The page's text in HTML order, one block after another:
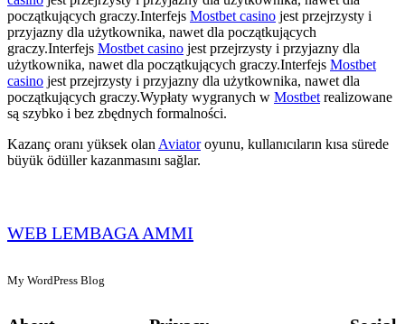
początkujących graczy.Interfejs Mostbet casino jest przejrzysty i
przyjazny dla użytkownika, nawet dla początkujących
graczy.Interfejs Mostbet casino jest przejrzysty i przyjazny dla
użytkownika, nawet dla początkujących graczy.Interfejs Mostbet
casino jest przejrzysty i przyjazny dla użytkownika, nawet dla
początkujących graczy.Wypłaty wygranych w Mostbetrealizowane
są szybko i bez zbędnych formalności.
Kazanç oranı yüksek olanAviatoroyunu, kullanıcıların kısa sürede
büyük ödüller kazanmasını sağlar.
WEB LEMBAGA AMMI
My WordPress Blog